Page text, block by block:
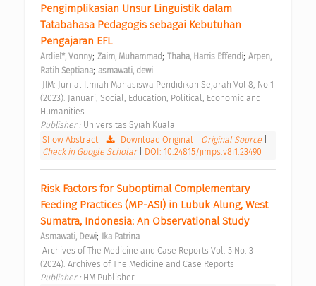
Pengimplikasian Unsur Linguistik dalam
Tatabahasa Pedagogis sebagai Kebutuhan
Pengajaran EFL
Ardiel*, Vonny; Zaim, Muhammad; Thaha, Harris Effendi; Arpen,
Ratih Septiana; asmawati, dewi
(2023): Januari, Social, Education, Political, Economic and
Humanities
Publisher : Universitas Syiah Kuala
Show Abstract| Download Original Original Source
Check in Google Scholar
DOI: 10.24815/jimps.v8i1.23490
Risk Factors for Suboptimal Complementary
Feeding Practices (MP-ASI) in Lubuk Alung, West
Sumatra, Indonesia: An Observational Study
Asmawati, Dewi; Ika Patrina
(2024): Archives of The Medicine and Case Reports
Publisher : HM Publisher